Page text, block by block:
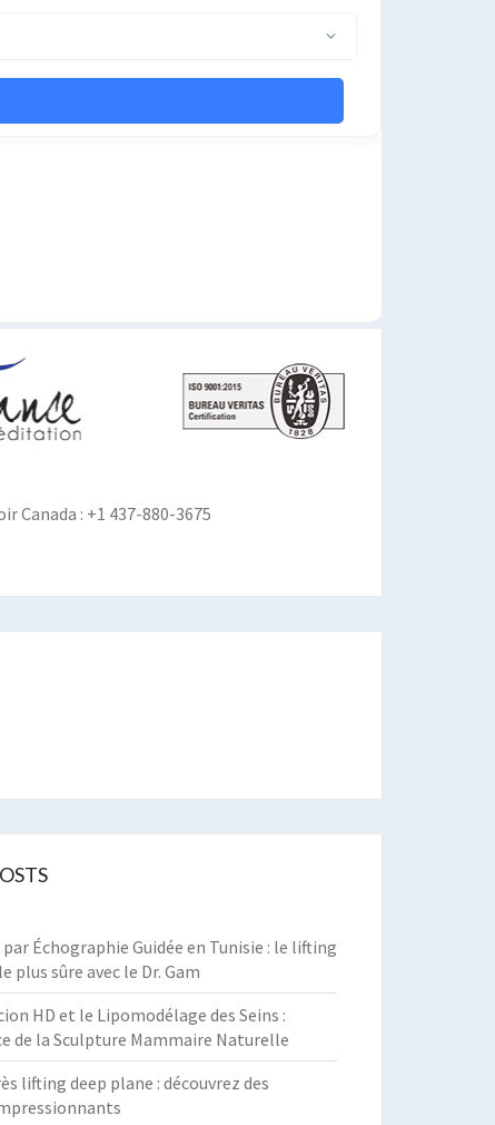
Canada : +1 437-880-3675
Échographie Guidée en Tunisie : le lifting
plus sûre avec le Dr. Gam
HD et le Lipomodélage des Seins :
de la Sculpture Mammaire Naturelle
lifting deep plane : découvrez des